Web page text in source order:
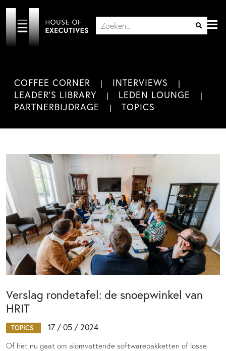
COFFEE CORNER
INTERVIEWS
LEADER'S LIBRARY
LEDEN LOUNGE
PARTNERBIJDRAGE
TOPICS
Verslag rondetafel: de snoepwinkel van
HRIT
TOPICS 17 / 05 / 2024
Of het nu gaat om alomvattende softwarepakketten of losse